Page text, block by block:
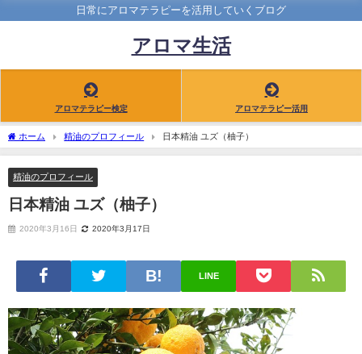
日常にアロマテラピーを活用していくブログ
アロマ生活
アロマテラピー検定 アロマテラピー活用
ホーム 精油のプロフィール 日本精油 ユズ（柚子）
精油のプロフィール
日本精油 ユズ（柚子）
2020年3月16日 2020年3月17日
LINE